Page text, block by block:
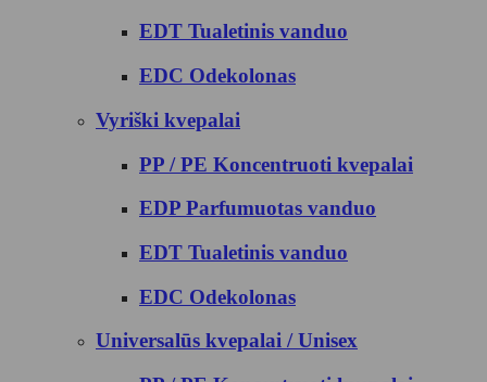
EDT Tualetinis vanduo
EDC Odekolonas
Vyriški kvepalai
PP / PE Koncentruoti kvepalai
EDP Parfumuotas vanduo
EDT Tualetinis vanduo
EDC Odekolonas
Universalūs kvepalai / Unisex